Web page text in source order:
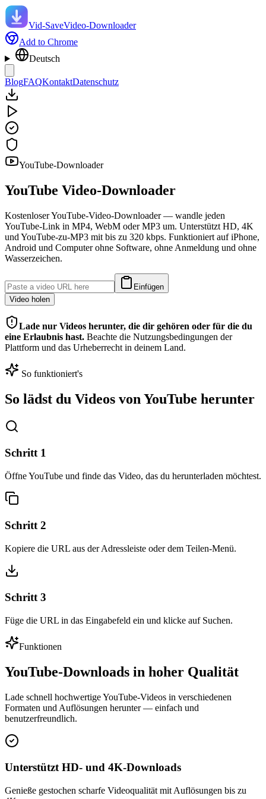
Vid-SaveVideo-Downloader
Add to Chrome
Deutsch
BlogFAQKontaktDatenschutz
YouTube-Downloader
YouTube Video-Downloader
Kostenloser YouTube-Video-Downloader — wandle jeden
YouTube-Link in MP4, WebM oder MP3 um. Unterstützt HD, 4K
und YouTube-zu-MP3 mit bis zu 320 kbps. Funktioniert auf iPhone,
Android und Computer ohne Software, ohne Anmeldung und ohne
Wasserzeichen.
Einfügen
Video holen
Lade nur Videos herunter, die dir gehören oder für die du
eine Erlaubnis hast. Beachte die Nutzungsbedingungen der
Plattform und das Urheberrecht in deinem Land.
So funktioniert's
So lädst du Videos von YouTube herunter
Schritt 1
Öffne YouTube und finde das Video, das du herunterladen möchtest.
Schritt 2
Kopiere die URL aus der Adressleiste oder dem Teilen-Menü.
Schritt 3
Füge die URL in das Eingabefeld ein und klicke auf Suchen.
Funktionen
YouTube-Downloads in hoher Qualität
Lade schnell hochwertige YouTube-Videos in verschiedenen
Formaten und Auflösungen herunter — einfach und
benutzerfreundlich.
Unterstützt HD- und 4K-Downloads
Genieße gestochen scharfe Videoqualität mit Auflösungen bis zu